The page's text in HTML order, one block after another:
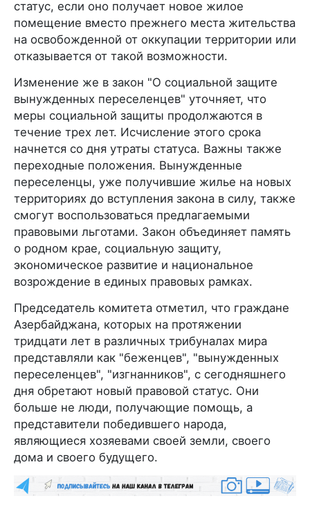
статус, если оно получает новое жилое
помещение вместо прежнего места жительства
на освобожденной от оккупации территории или
отказывается от такой возможности.
Изменение же в закон "О социальной защите
вынужденных переселенцев" уточняет, что
меры социальной защиты продолжаются в
течение трех лет. Исчисление этого срока
начнется со дня утраты статуса. Важны также
переходные положения. Вынужденные
переселенцы, уже получившие жилье на новых
территориях до вступления закона в силу, также
смогут воспользоваться предлагаемыми
правовыми льготами. Закон объединяет память
о родном крае, социальную защиту,
экономическое развитие и национальное
возрождение в единых правовых рамках.
Председатель комитета отметил, что граждане
Азербайджана, которых на протяжении
тридцати лет в различных трибуналах мира
представляли как "беженцев", "вынужденных
переселенцев", "изгнанников", с сегодняшнего
дня обретают новый правовой статус. Они
больше не люди, получающие помощь, а
представители победившего народа,
являющиеся хозяевами своей земли, своего
дома и своего будущего.